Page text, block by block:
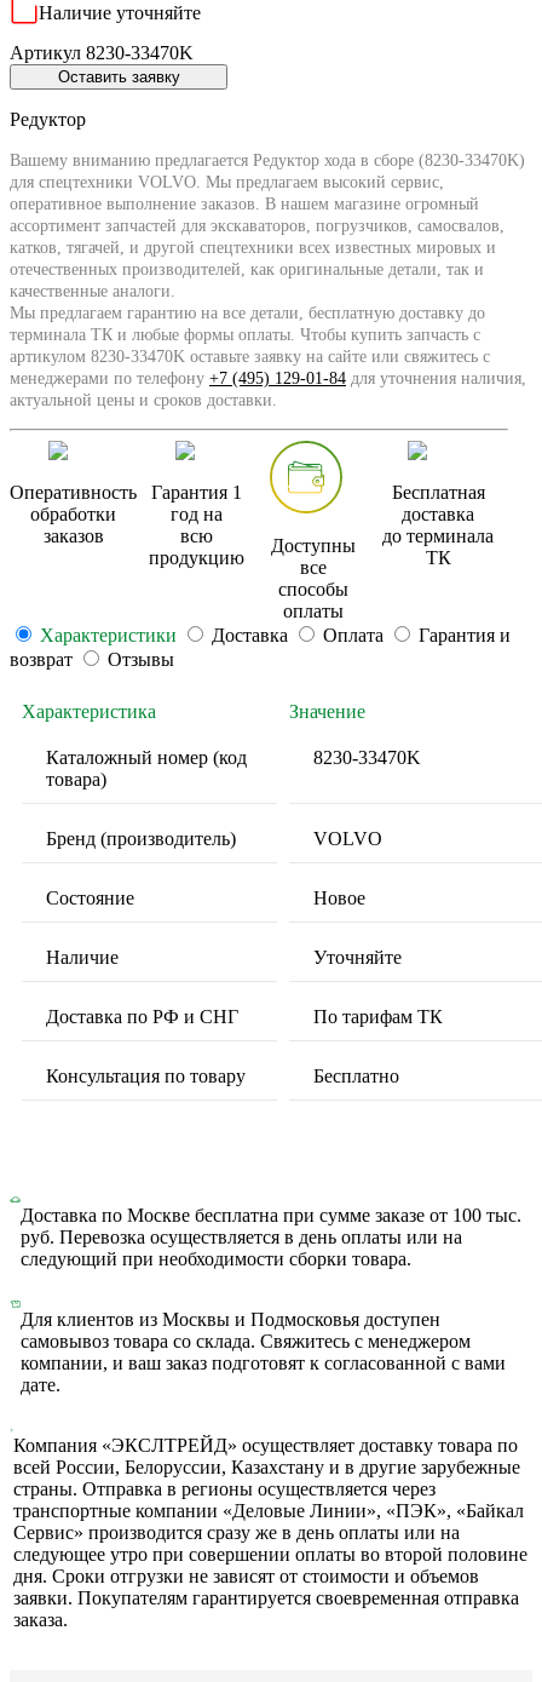
Наличие уточняйте
Артикул 8230-33470K
Оставить заявку
Редуктор
Вашему вниманию предлагается Редуктор хода в сборе (8230-33470K)
для спецтехники VOLVO. Мы предлагаем высокий сервис,
оперативное выполнение заказов. В нашем магазине огромный
ассортимент запчастей для экскаваторов, погрузчиков, самосвалов,
катков, тягачей, и другой спецтехники всех известных мировых и
отечественных производителей, как оригинальные детали, так и
качественные аналоги.
Мы предлагаем гарантию на все детали, бесплатную доставку до
терминала ТК и любые формы оплаты. Чтобы купить запчасть с
артикулом 8230-33470K оставьте заявку на сайте или свяжитесь с
менеджерами по телефону +7 (495) 129-01-84 для уточнения наличия,
актуальной цены и сроков доставки.
Оперативность
обработки
заказов
Гарантия 1
год на
всю
продукцию
Доступны
все
способы
оплаты
Бесплатная
доставка
до терминала
ТК
Характеристики Доставка Оплата
Гарантия и
возврат
Отзывы
Характеристика Значение
Каталожный номер (код
товара)
8230-33470K
Бренд (производитель) VOLVO
Состояние Новое
Наличие Уточняйте
Доставка по РФ и СНГ По тарифам ТК
Консультация по товару Бесплатно
Доставка по Москве бесплатна при сумме заказе от 100 тыс.
руб. Перевозка осуществляется в день оплаты или на
следующий при необходимости сборки товара.
Для клиентов из Москвы и Подмосковья доступен
самовывоз товара со склада. Свяжитесь с менеджером
компании, и ваш заказ подготовят к согласованной с вами
дате.
Компания «ЭКСЛТРЕЙД» осуществляет доставку товара по
всей России, Белоруссии, Казахстану и в другие зарубежные
страны. Отправка в регионы осуществляется через
транспортные компании «Деловые Линии», «ПЭК», «Байкал
Сервис» производится сразу же в день оплаты или на
следующее утро при совершении оплаты во второй половине
дня. Сроки отгрузки не зависят от стоимости и объемов
заявки. Покупателям гарантируется своевременная отправка
заказа.